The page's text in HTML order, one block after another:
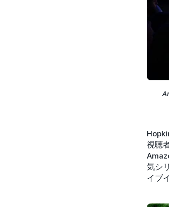
視聴
気シ
イブ